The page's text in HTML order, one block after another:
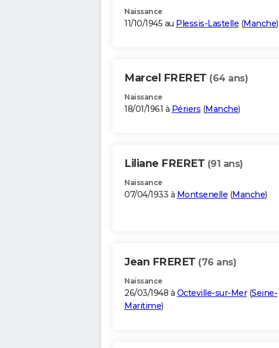
Naissance
11/10/1945 au Plessis-Lastelle (Manche)
Marcel FRERET (64 ans)
Naissance
18/01/1961 à Périers (Manche)
Liliane FRERET (91 ans)
Naissance
07/04/1933 à Montsenelle (Manche)
Jean FRERET (76 ans)
Naissance
26/03/1948 à Octeville-sur-Mer(Seine-
Maritime)